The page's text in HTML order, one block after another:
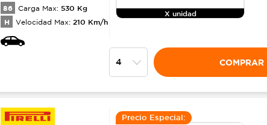
86 Carga Max: 530 Kg
H Velocidad Max: 210 Km/h
X unidad
COMPRAR
Precio Especial: